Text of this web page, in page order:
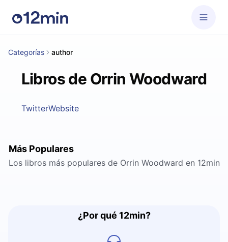
Categorías author
Libros de Orrin Woodward
TwitterWebsite
Más Populares
Los libros más populares de Orrin Woodward en 12min
¿Por qué 12min?